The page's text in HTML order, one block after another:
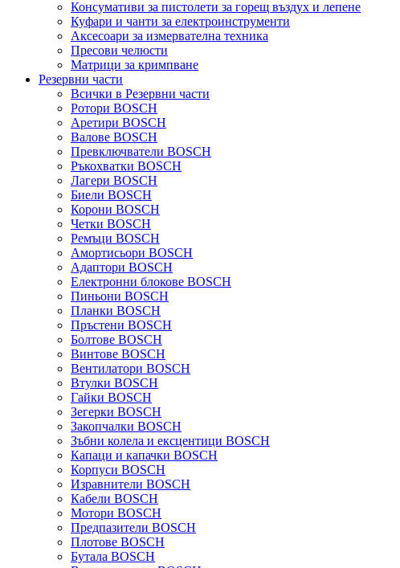
Консумативи за пистолети за горещ въздух и лепене
Куфари и чанти за електроинструменти
Аксесоари за измервателна техника
Пресови челюсти
Матрици за кримпване
Резервни части
Всички в Резервни части
Ротори BOSCH
Аретири BOSCH
Валове BOSCH
Превключватели BOSCH
Ръкохватки BOSCH
Лагери BOSCH
Биели BOSCH
Корони BOSCH
Четки BOSCH
Ремъци BOSCH
Амортисьори BOSCH
Адаптори BOSCH
Електронни блокове BOSCH
Пиньони BOSCH
Планки BOSCH
Пръстени BOSCH
Болтове BOSCH
Винтове BOSCH
Вентилатори BOSCH
Втулки BOSCH
Гайки BOSCH
Зегерки BOSCH
Закопчалки BOSCH
Зъбни колела и ексцентици BOSCH
Капаци и капачки BOSCH
Корпуси BOSCH
Изравнители BOSCH
Кабели BOSCH
Мотори BOSCH
Предпазители BOSCH
Плотове BOSCH
Бутала BOSCH